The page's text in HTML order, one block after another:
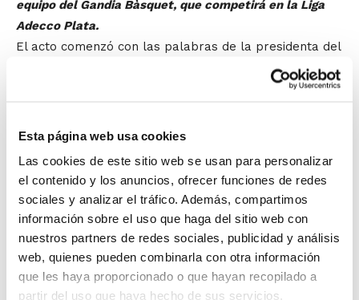
Esta página web usa cookies
Las cookies de este sitio web se usan para personalizar
el contenido y los anuncios, ofrecer funciones de redes
sociales y analizar el tráfico. Además, compartimos
información sobre el uso que haga del sitio web con
nuestros partners de redes sociales, publicidad y análisis
web, quienes pueden combinarla con otra información
que les haya proporcionado o que hayan recopilado a
partir del uso que haya hecho de sus servicios.
equipo del Gandia Bàsquet, que competirá en la Liga
Adecco Plata.
El acto comenzó con las palabras de la presidenta del
, que hizo entrega al alcalde,
, de una camiseta con su nombre. Las
FBCV,
Salvador Fabregat , precedieron la entrega de
del equipo visitante, El Prat-Joventut, que se han
proclamado campeones de Europa Sub-18 y Sub-20.
El encuentro finalizó con 61-72 para el
conjunto visitante.